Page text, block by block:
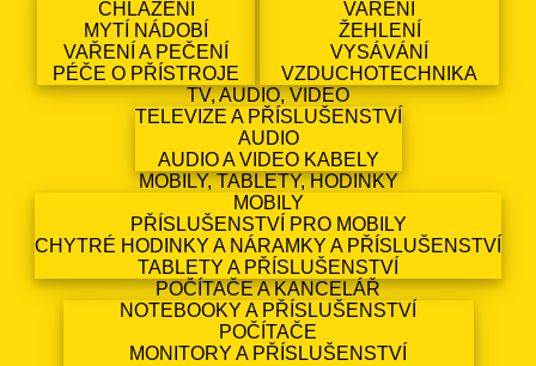
CHLAZENÍ
MYTÍ NÁDOBÍ
VAŘENÍ A PEČENÍ
PÉČE O PŘÍSTROJE
VAŘENÍ
ŽEHLENÍ
VYSÁVÁNÍ
VZDUCHOTECHNIKA
TV, AUDIO, VIDEO
TELEVIZE A PŘÍSLUŠENSTVÍ
AUDIO
AUDIO A VIDEO KABELY
MOBILY, TABLETY, HODINKY
MOBILY
PŘÍSLUŠENSTVÍ PRO MOBILY
CHYTRÉ HODINKY A NÁRAMKY A PŘÍSLUŠENSTVÍ
TABLETY A PŘÍSLUŠENSTVÍ
POČÍTAČE A KANCELÁŘ
NOTEBOOKY A PŘÍSLUŠENSTVÍ
POČÍTAČE
MONITORY A PŘÍSLUŠENSTVÍ